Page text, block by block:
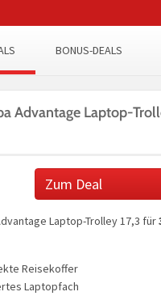
BONUS-DEALS
Advantage Laptop-
Zum Deal
Laptop-Trolley 17,3 für
Reisekoffer
Laptopfach